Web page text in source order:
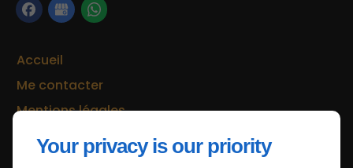
Your privacy is our priority
Accueil
Me contacter
Mentions légales
Plan du site